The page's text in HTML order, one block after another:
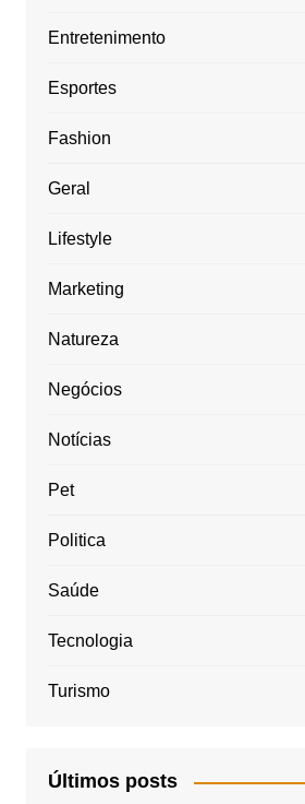
Entretenimento
Esportes
Fashion
Geral
Lifestyle
Marketing
Natureza
Negócios
Notícias
Pet
Politica
Saúde
Tecnologia
Turismo
Últimos posts